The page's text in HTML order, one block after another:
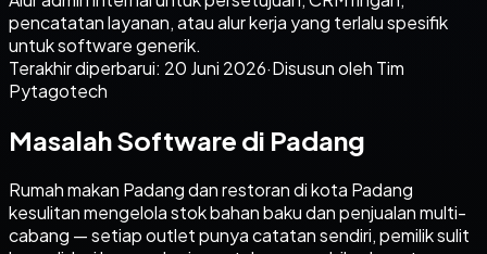
pencatatan layanan, atau alur kerja yang terlalu spesifik
untuk software generik.
Terakhir diperbarui: 20 Juni 2026·Disusun oleh Tim
Pytagotech
Masalah Software di Padang
Rumah makan Padang dan restoran di kota Padang
kesulitan mengelola stok bahan baku dan penjualan multi-
cabang — setiap outlet punya catatan sendiri, pemilik sulit